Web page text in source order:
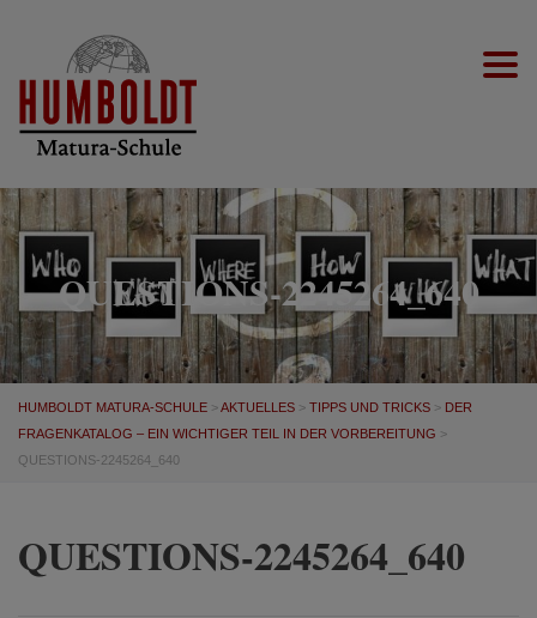
QUESTIONS-2245264_640
HUMBOLDT MATURA-SCHULE >AKTUELLES > TIPPS UND TRICKS > DER
FRAGENKATALOG – EIN WICHTIGER TEIL IN DER VORBEREITUNG >
QUESTIONS-2245264_640
QUESTIONS-2245264_640